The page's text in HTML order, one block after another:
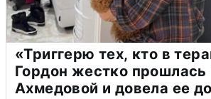
«Триггерю тех, кто в
Гордон жестко прошлась
Ахмедовой и довела ее